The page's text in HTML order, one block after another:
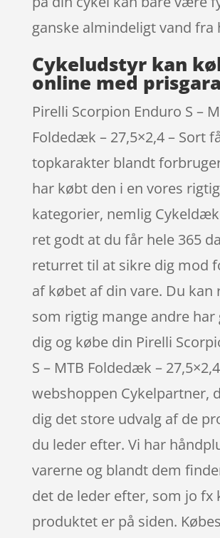
ganske almindeligt vand fra
Cykeludstyr kan
online med
Pirelli Scorpion Enduro S –
Foldedæk – 27,5×2,4 – Sort
topkarakter blandt
har købt den i en vores
kategorier, nemlig
ret godt at du får hele 365
returret til at sikre dig mod
af købet af din vare. Du kan
som rigtig mange andre
dig og købe din Pirelli
S – MTB Foldedæk –
webshoppen Cykelpartner,
dig det store udvalg af de
du leder efter. Vi har
varerne og blandt dem
det de leder efter, som jo fx
produktet er på siden.